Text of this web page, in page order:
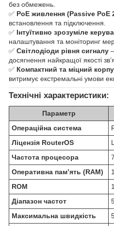
без обмежень.
✅ PoE живлення (Passive PoE
встановлення та підключення.
✅ Інтуїтивно зрозуміле
налаштування та моніторинг
✅ Світлодіоди рівня сигналу
досягнення найкращої якості
✅ Компактний та міцний
витримує екстремальні умови
Технічні характеристики:
Параметр
Операційна система
Ліцензія RouterOS
Частота процесора
Оперативна пам’ять (RAM)
ROM
Діапазон частот
Максимальна швидкість